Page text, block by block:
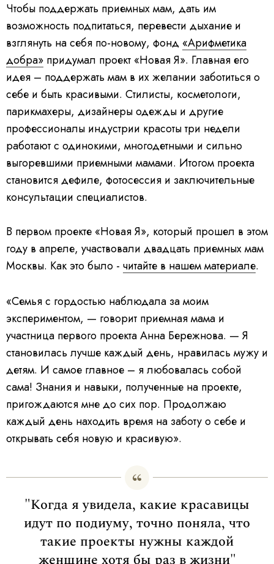
Чтобы поддержать приемных мам, дать им
возможность подпитаться, перевести дыхание и
взглянуть на себя по-новому, фонд «Арифметика
добра» придумал проект «Новая Я». Главная его
идея – поддержать мам в их желании заботиться о
себе и быть красивыми. Стилисты, косметологи,
парикмахеры, дизайнеры одежды и другие
профессионалы индустрии красоты три недели
работают с одинокими, многодетными и сильно
выгоревшими приемными мамами. Итогом проекта
становится дефиле, фотосессия и заключительные
консультации специалистов.
В первом проекте «Новая Я», который прошел в этом
году в апреле, участвовали двадцать приемных мам
Москвы. Как это было - читайте в нашем материале.
«Семья с гордостью наблюдала за моим
экспериментом, — говорит приемная мама и
участница первого проекта Анна Бережнова. — Я
становилась лучше каждый день, нравилась мужу и
детям. И самое главное – я любовалась собой
сама! Знания и навыки, полученные на проекте,
пригождаются мне до сих пор. Продолжаю
каждый день находить время на заботу о себе и
открывать себя новую и красивую».
"Когда я увидела, какие красавицы
идут по подиуму, точно поняла, что
такие проекты нужны каждой